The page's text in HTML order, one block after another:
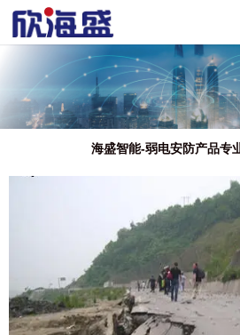
海盛智能-弱电安防产品专